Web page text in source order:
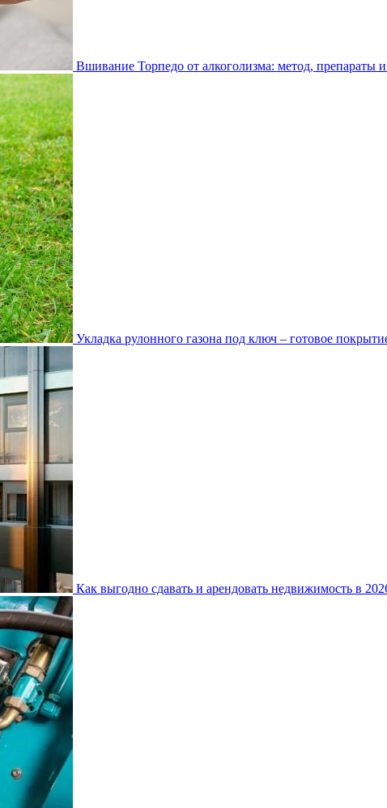
Вшивание Торпедо от алкоголизма: метод, препараты
Укладка рулонного газона под ключ – готовое
Как выгодно сдавать и арендовать недвижимость в